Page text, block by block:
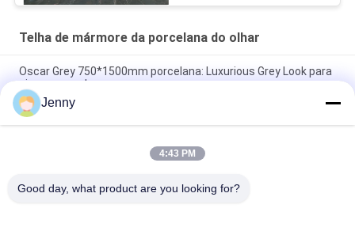
Telha de mármore da porcelana do olhar
Oscar Grey 750*1500mm porcelana: Luxurious Grey Look para
pisos e paredes
Telha de porcelana cinza nuvem: 750*1500mm, 9,5mm de
espessura, acabamento de aspecto de mármore
Chapa de porcelana cinza pura: espessura de 9,5 mm, cor
Jenny
4:43 PM
Good day, what product are you looking for?